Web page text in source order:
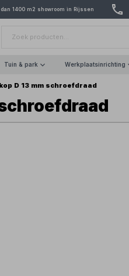
dan 1400 m2 showroom in Rijssen
Tuin & park Werkplaatsinrichting
D 13 mm schroefdraad